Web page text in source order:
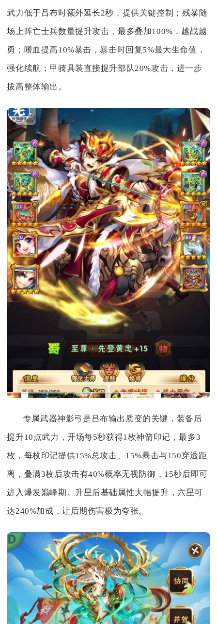
武力低于吕布时额外延长2秒，提供关键控制；残暴随
场上阵亡士兵数量提升攻击，最多叠加100%，越战越
勇；嗜血提高10%暴击，暴击时回复5%最大生命值，
强化续航；甲骑具装直接提升部队20%攻击，进一步
拔高整体输出。
专属武器神影弓是吕布输出质变的关键，装备后
提升10点武力，开场每5秒获得1枚神箭印记，最多3
枚，每枚印记提供15%总攻击、15%暴击与150穿透距
离，叠满3枚后攻击有40%概率无视防御，15秒后即可
进入爆发巅峰期。升星后基础属性大幅提升，六星可
达240%加成，让后期伤害极为夸张。